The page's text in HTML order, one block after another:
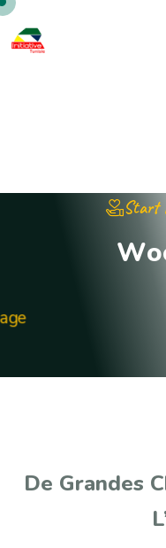
Start
Wo
De Grandes